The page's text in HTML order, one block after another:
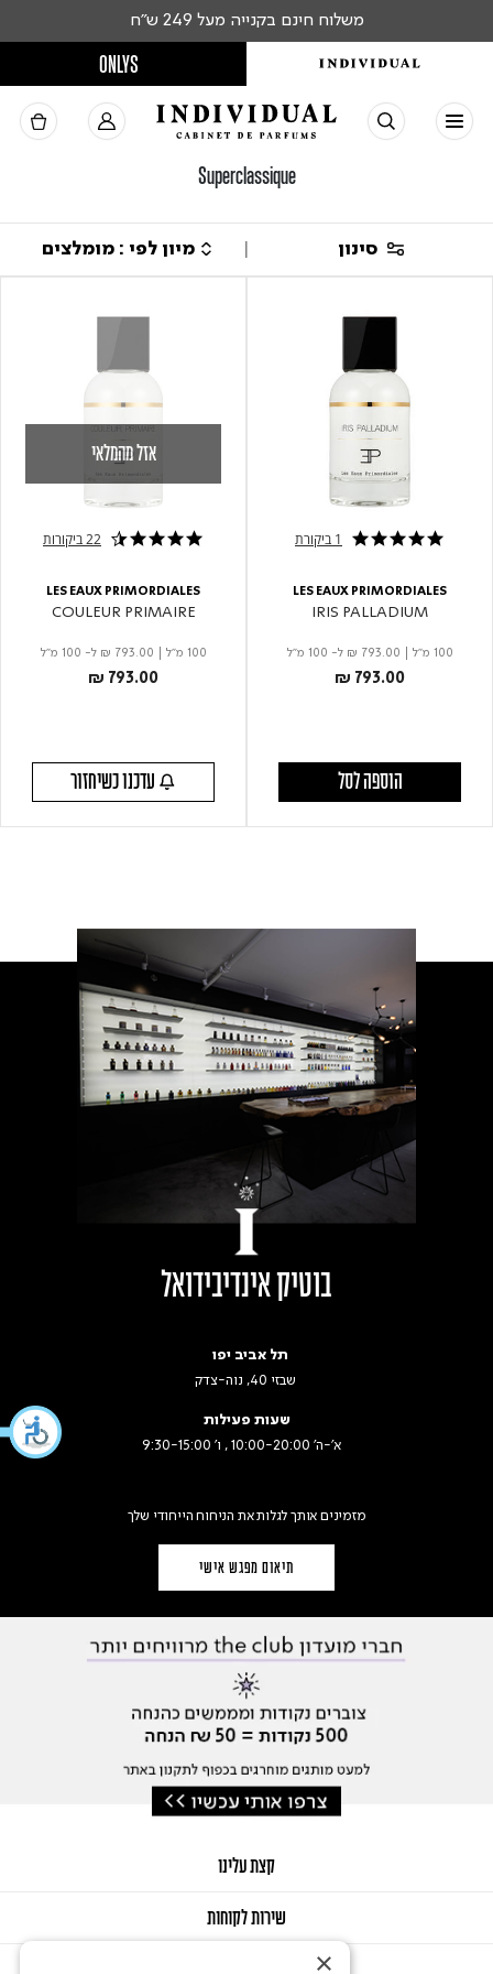
משלוח חינם בקנייה מעל 249 ש"ח
ONLYS
Superclassique
סינון
5.0 star rating 1 ביקורת
LES EAUX PRIMORDIALES
IRIS PALLADIUM
100 מ"ל ₪ 793.00 ל- 100 מ"ל
₪ 793.00
הוספה לסל
אזל מהמלאי
4.7 star rating 22 ביקורות
LES EAUX PRIMORDIALES
COULEUR PRIMAIRE
100 מ"ל ₪ 793.00 ל- 100 מ"ל
₪ 793.00
בוטיק אינדיבידואל
תל אביב יפו
שבזי 40, נוה-צדק
שעות פעילות
א׳-ה׳ 10:00-20:00 , ו' 9:30-15:00
מזמינים אותך לגלות את הניחוח הייחודי שלך
תיאום מפגש אישי
קצת עלינו
שירות לקוחות
×